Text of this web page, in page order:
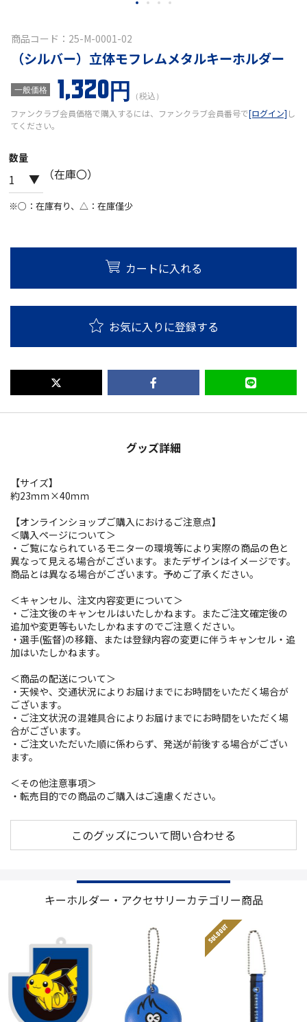
商品コード：25-M-0001-02
（シルバー）立体モフレムメタルキーホルダー
一般価格 1,320円 （税込）
ファンクラブ会員価格で購入するには、ファンクラブ会員番号で[ログイン] し
てください。
数量
（在庫〇）
※○：在庫有り、△：在庫僅少
カートに入れる
お気に入りに登録する
グッズ詳細
【サイズ】
約23ｍｍ×40ｍｍ
【オンラインショップご購入におけるご注意点】
＜購入ページについて＞
・ご覧になられているモニターの環境等により実際の商品の色と
異なって見える場合がございます。またデザインはイメージです。
商品とは異なる場合がございます。予めご了承ください。
＜キャンセル、注文内容変更について＞
・ご注文後のキャンセルはいたしかねます。またご注文確定後の
追加や変更等もいたしかねますのでご注意ください。
・選手(監督)の移籍、または登録内容の変更に伴うキャンセル・追
加はいたしかねます。
＜商品の配送について＞
・天候や、交通状況によりお届けまでにお時間をいただく場合が
ございます。
・ご注文状況の混雑具合によりお届けまでにお時間をいただく場
合がございます。
・ご注文いただいた順に係わらず、発送が前後する場合がござい
ます。
＜その他注意事項＞
・転売目的での商品のご購入はご遠慮ください。
このグッズについて問い合わせる
キーホルダー・アクセサリーカテゴリー商品
SOLD OUT